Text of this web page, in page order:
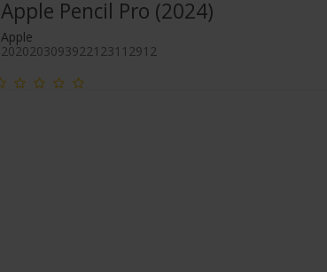
Apple Pencil Pro (2024)
Apple
2020203093922123112912